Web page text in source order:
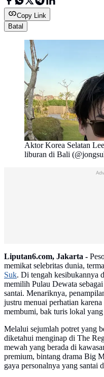
Copy Link
Batal
Aktor Korea Selatan
liburan di Bali
Liputan6.com, Jakarta -
memikat selebritas dunia,
Suk. Di tengah kesibukannya
memilih Pulau Dewata
santai. Menariknya,
justru menuai perhatian
membumi, bak turis lokal
Melalui sejumlah potret yang
diketahui menginap di The
mewah yang berada di
premium, bintang drama Big
gaya personalnya yang santai